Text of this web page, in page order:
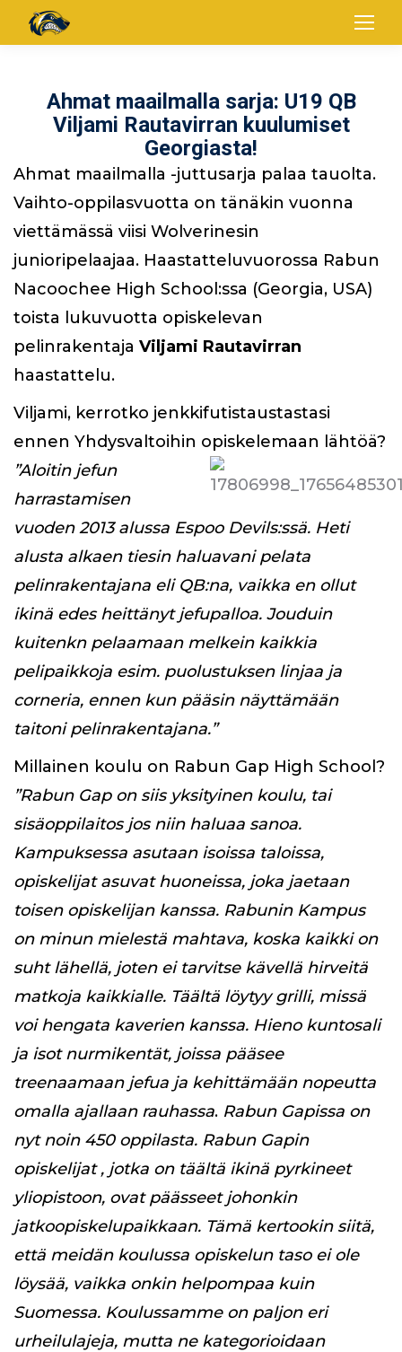
Ahmat maailmalla sarja: U19 QB
Viljami Rautavirran kuulumiset
Georgiasta!
Ahmat maailmalla -juttusarja palaa tauolta.
Vaihto-oppilasvuotta on tänäkin vuonna
viettämässä viisi Wolverinesin
junioripelaajaa. Haastatteluvuorossa Rabun
Nacoochee High School:ssa (Georgia, USA)
toista lukuvuotta opiskelevan
pelinrakentaja Viljami Rautavirran
haastattelu.
Viljami, kerrotko jenkkifutistaustastasi
ennen Yhdysvaltoihin opiskelemaan lähtöä?
”Aloitin jefun
harrastamisen
vuoden 2013 alussa Espoo Devils:ssä. Heti
alusta alkaen tiesin haluavani pelata
pelinrakentajana eli QB:na, vaikka en ollut
ikinä edes heittänyt jefupalloa. Jouduin
kuitenkn pelaamaan melkein kaikkia
pelipaikkoja esim. puolustuksen linjaa ja
corneria, ennen kun pääsin näyttämään
taitoni pelinrakentajana.”
Millainen koulu on Rabun Gap High School?
”Rabun Gap on siis yksityinen koulu, tai
sisäoppilaitos jos niin haluaa sanoa.
Kampuksessa asutaan isoissa taloissa,
opiskelijat asuvat huoneissa, joka jaetaan
toisen opiskelijan kanssa. Rabunin Kampus
on minun mielestä mahtava, koska kaikki on
suht lähellä, joten ei tarvitse kävellä hirveitä
matkoja kaikkialle. Täältä löytyy grilli, missä
voi hengata kaverien kanssa. Hieno kuntosali
ja isot nurmikentät, joissa pääsee
treenaamaan jefua ja kehittämään nopeutta
omalla ajallaan rauhassa. Rabun Gapissa on
nyt noin 450 oppilasta. Rabun Gapin
opiskelijat , jotka on täältä ikinä pyrkineet
yliopistoon, ovat päässeet johonkin
jatkoopiskelupaikkaan. Tämä kertookin siitä,
että meidän koulussa opiskelun taso ei ole
löysää, vaikka onkin helpompaa kuin
Suomessa. Koulussamme on paljon eri
urheilulajeja, mutta ne kategorioidaan